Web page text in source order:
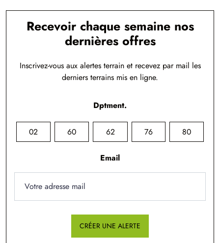
Recevoir chaque semaine nos
dernières offres
Inscrivez-vous aux alertes terrain et recevez par mail les
derniers terrains mis en ligne.
Dptment.
02 60 62 76 80
Email
CRÉER UNE ALERTE